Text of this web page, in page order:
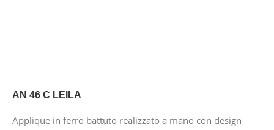
AN 46 C LEILA
Applique in ferro battuto realizzato a mano con design